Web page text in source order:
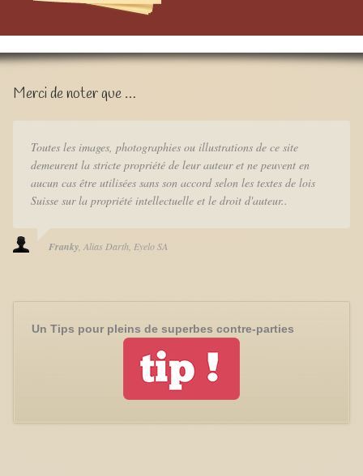
Merci de noter que …
Toutes les images, photographies ou illustrations de ce site
demeurent la stricte propriété de leur auteur et ne peuvent en
aucun cas être utilisées sans son accord selon les textes de lois
Suisse sur la propriété intellectuelle et le droit d'auteur..
Franky Alias Darth Eyelo SA
Un Tips pour pleins de superbes contre-parties